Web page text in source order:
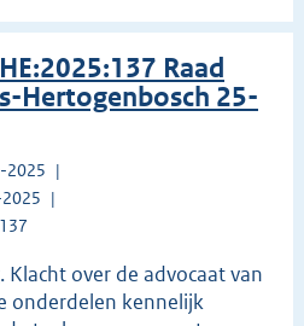
Raad
Hertogenbosch 25-
2025
Klacht over de advocaat van
onderdelen kennelijk